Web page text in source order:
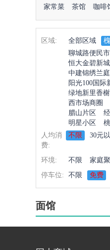
充100送20
家常菜 茶馆 咖啡
区域: 全部区域
聊城路便民
恒大金碧新城
中建锦绣兰庭
阳光100国际
绿地新里香
西市场商圈
腊山片区
明星小区
人均消
费:
不限 30元
环境: 不限 家庭
停车位:
不限 免费
面馆